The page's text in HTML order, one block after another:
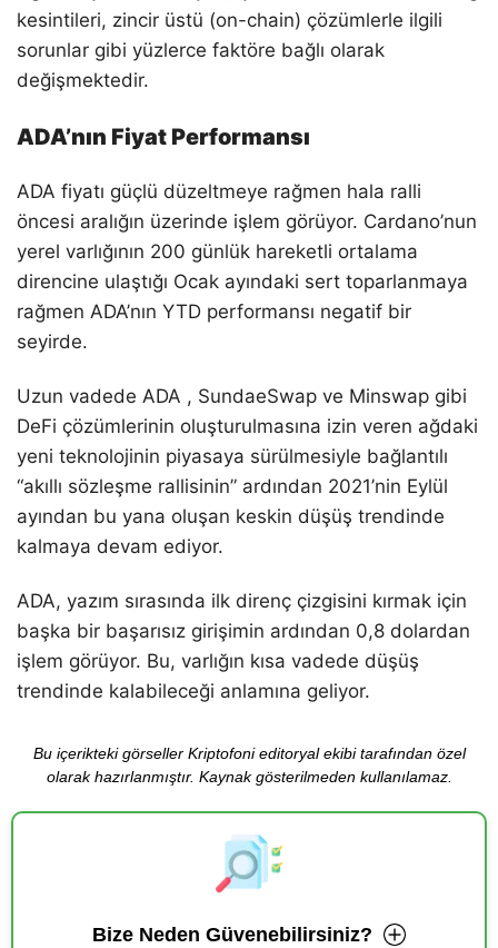
kesintileri, zincir üstü (on-chain) çözümlerle ilgili
sorunlar gibi yüzlerce faktöre bağlı olarak
değişmektedir.
ADA’nın Fiyat Performansı
ADA fiyatı güçlü düzeltmeye rağmen hala ralli
öncesi aralığın üzerinde işlem görüyor. Cardano’nun
yerel varlığının 200 günlük hareketli ortalama
direncine ulaştığı Ocak ayındaki sert toparlanmaya
rağmen ADA’nın YTD performansı negatif bir
seyirde.
Uzun vadede ADA , SundaeSwap ve Minswap gibi
DeFi çözümlerinin oluşturulmasına izin veren ağdaki
yeni teknolojinin piyasaya sürülmesiyle bağlantılı
“akıllı sözleşme rallisinin” ardından 2021’nin Eylül
ayından bu yana oluşan keskin düşüş trendinde
kalmaya devam ediyor.
ADA, yazım sırasında ilk direnç çizgisini kırmak için
başka bir başarısız girişimin ardından 0,8 dolardan
işlem görüyor. Bu, varlığın kısa vadede düşüş
trendinde kalabileceği anlamına geliyor.
Bu içerikteki görseller Kriptofoni editoryal ekibi tarafından özel
olarak hazırlanmıştır. Kaynak gösterilmeden kullanılamaz.
Bize Neden Güvenebilirsiniz?